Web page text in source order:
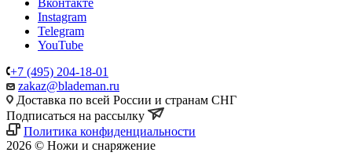
Instagram
Telegram
YouTube
+7 (495) 204-18-01
zakaz@blademan.ru
Доставка по всей России и странам СНГ
Подписаться на рассылку
Политика конфиденциальности
2026 © Ножи и снаряжение